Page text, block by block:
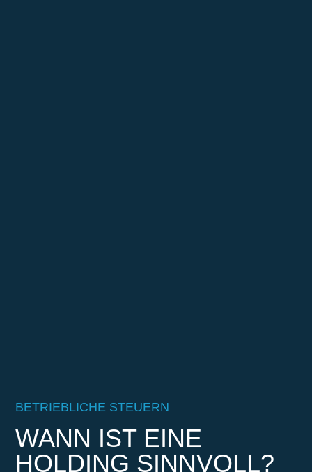
BETRIEBLICHE STEUERN
WANN IST EINE
HOLDING SINNVOLL?